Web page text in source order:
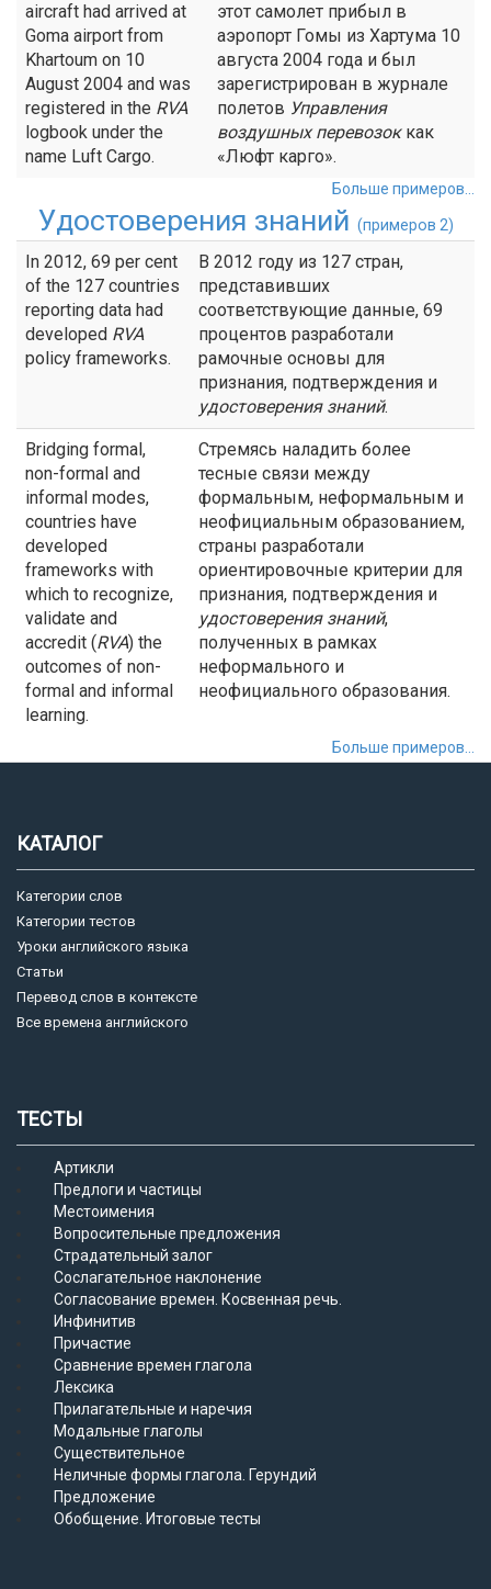
aircraft had arrived at
Goma airport from
Khartoum on 10
August 2004 and was
registered in the RVA
logbook under the
name Luft Cargo.
этот самолет прибыл в
аэропорт Гомы из Хартума 10
августа 2004 года и был
зарегистрирован в журнале
полетов Управления
воздушныхперевозоккак
«Люфт карго».
Больше примеров...
Удостоверения знаний (примеров 2)
In 2012, 69 per cent
of the 127 countries
reporting data had
developed RVA
policy frameworks.
В 2012 году из 127 стран,
представивших
соответствующие данные, 69
процентов разработали
рамочные основы для
признания, подтверждения и
удостоверения знаний.
Bridging formal,
non-formal and
informal modes,
countries have
developed
frameworks with
which to recognize,
validate and
accredit (RVA) the
outcomes of non-
formal and informal
learning.
Стремясь наладить более
тесные связи между
формальным, неформальным и
неофициальным образованием,
страны разработали
ориентировочные критерии для
признания, подтверждения и
удостоверения знаний,
полученных в рамках
неформального и
неофициального образования.
Больше примеров...
КАТАЛОГ
Категории слов
Категории тестов
Уроки английского языка
Статьи
Перевод слов в контексте
Все времена английского
ТЕСТЫ
Артикли
Предлоги и частицы
Местоимения
Вопросительные предложения
Страдательный залог
Сослагательное наклонение
Согласование времен. Косвенная речь.
Инфинитив
Причастие
Сравнение времен глагола
Лексика
Прилагательные и наречия
Модальные глаголы
Существительное
Неличные формы глагола. Герундий
Предложение
Обобщение. Итоговые тесты